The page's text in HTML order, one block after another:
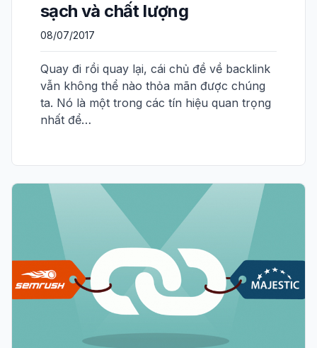
sạch và chất lượng
08/07/2017
Quay đi rồi quay lại, cái chủ đề về backlink
vẫn không thể nào thỏa mãn được chúng
ta. Nó là một trong các tín hiệu quan trọng
nhất để…